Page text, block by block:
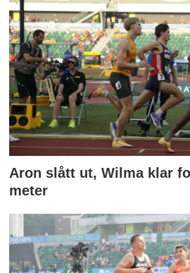
Aron slått ut, Wilma klar
meter